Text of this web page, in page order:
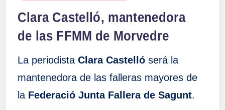
Clara Castelló, mantenedora
de las FFMM de Morvedre
La periodista Clara Castellóserá la
mantenedora de las falleras mayores de
la Federació Junta Fallera de Sagunt.